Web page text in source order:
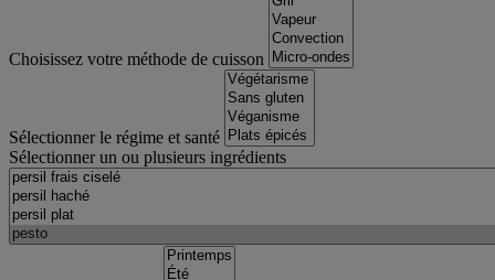
Choisissez votre méthode de cuisson
Sélectionner le régime et santé
Sélectionner un ou plusieurs ingrédients